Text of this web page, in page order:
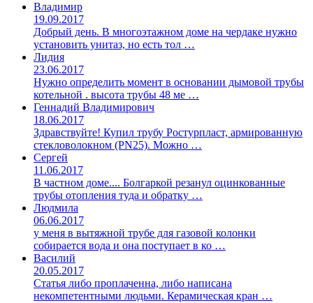
Владимир
19.09.2017
Добрый день. В многоэтажном доме на чердаке нужно
установить унитаз, но есть тол …
Лидия
23.06.2017
Нужно определить момент в основании дымовой трубы
котельной . высота трубы 48 ме …
Геннадий Владимирович
18.06.2017
Здравствуйте! Купил трубу Ростурпласт, армированную
стекловолокном (PN25). Можно …
Сергей
11.06.2017
В частном доме.... Болгаркой резанул оцинкованные
трубы отопления туда и обратку …
Людмила
06.06.2017
у меня в вытяжной трубе для газовой колонки
собирается вода и она поступает в ко …
Василий
20.05.2017
Статья либо проплаченна, либо написана
некомпетентными людьми. Керамическая кран …